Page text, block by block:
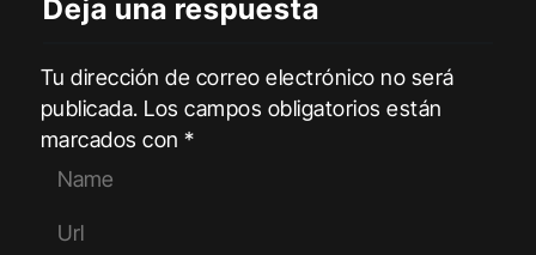
Deja una respuesta
Tu dirección de correo electrónico no será
publicada. Los campos obligatorios están
marcados con*